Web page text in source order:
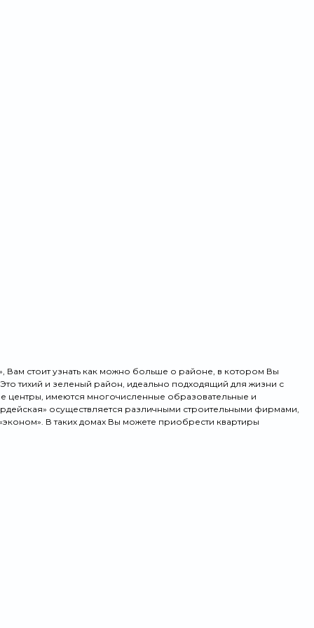
Вам стоит узнать как можно больше о районе, в котором Вы
тихий и зеленый район, идеально подходящий для жизни с
центры, имеются многочисленные образовательные и
осуществляется различными строительными фирмами,
В таких домах Вы можете приобрести квартиры